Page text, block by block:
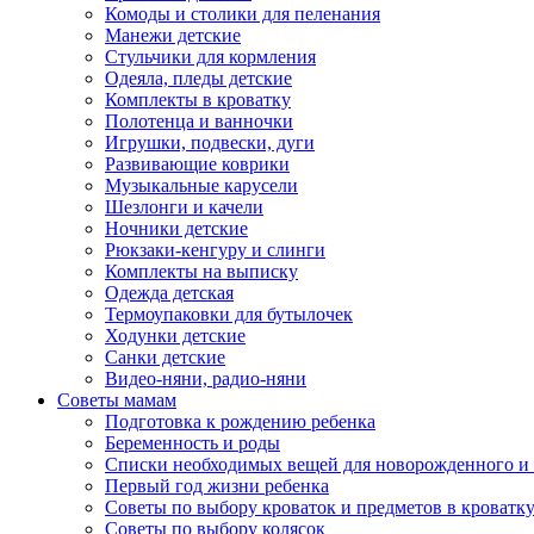
Комоды и столики для пеленания
Манежи детские
Стульчики для кормления
Одеяла, пледы детские
Комплекты в кроватку
Полотенца и ванночки
Игрушки, подвески, дуги
Развивающие коврики
Музыкальные карусели
Шезлонги и качели
Ночники детские
Рюкзаки-кенгуру и слинги
Комплекты на выписку
Одежда детская
Термоупаковки для бутылочек
Ходунки детские
Санки детские
Видео-няни, радио-няни
Советы мамам
Подготовка к рождению ребенка
Беременность и роды
Списки необходимых вещей для новорожденного и
Первый год жизни ребенка
Советы по выбору кроваток и предметов в кроватку
Советы по выбору колясок